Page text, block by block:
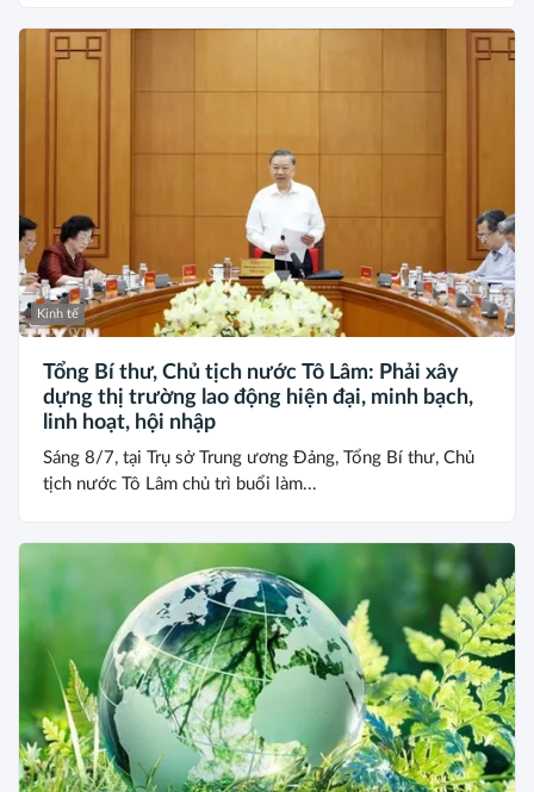
Kinh tế
Tổng Bí thư, Chủ tịch nước Tô Lâm: Phải xây
dựng thị trường lao động hiện đại, minh bạch,
linh hoạt, hội nhập
Sáng 8/7, tại Trụ sở Trung ương Đảng, Tổng Bí thư, Chủ
tịch nước Tô Lâm chủ trì buổi làm...